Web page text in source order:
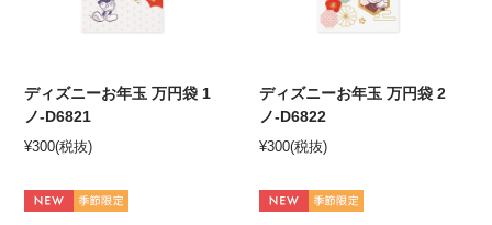
ディズニーお年玉 万円袋 1
ノ-D6821
¥300(税抜)
ディズニーお年玉 万円袋 2
ノ-D6822
¥300(税抜)